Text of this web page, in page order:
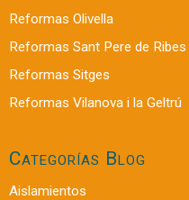
Reformas Olivella
Reformas Sant Pere de Ribes
Reformas Sitges
Reformas Vilanova i la Geltrú
Categorías Blog
Aislamientos